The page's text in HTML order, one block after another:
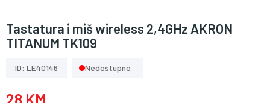
Tastatura i miš wireless 2,4GHz AKRON
TITANUM TK109
ID: LE40146 Nedostupno
28 KM